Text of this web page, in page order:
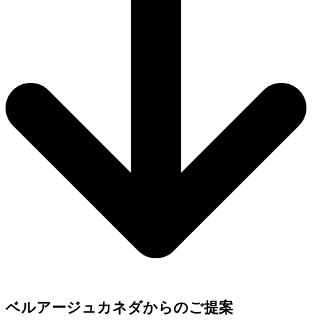
ベルアージュカネダからのご提案